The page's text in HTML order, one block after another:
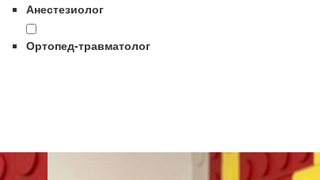
Анестезиолог
Ортопед-травматолог